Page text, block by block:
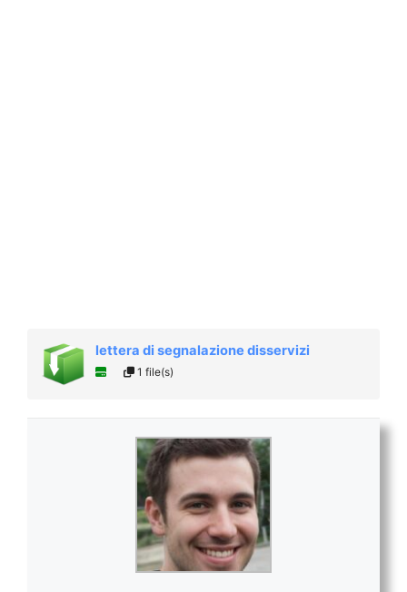
lettera di segnalazione disservizi
1 file(s)